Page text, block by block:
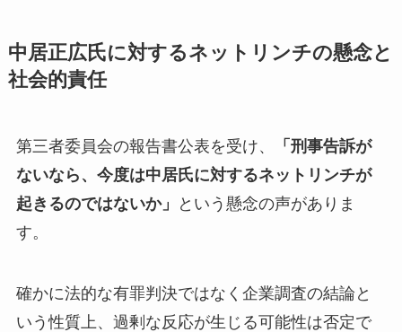
中居正広氏に対するネットリンチの懸念と
社会的責任
第三者委員会の報告書公表を受け、
「刑事告訴が
ないなら、今度は中居氏に対するネットリンチが
起きるのではないか」
という懸念の声がありま
す。
確かに法的な有罪判決ではなく企業調査の結論と
いう性質上、過剰な反応が生じる可能性は否定で